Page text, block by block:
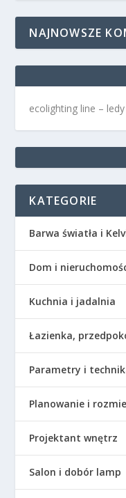
NAJNOWSZE
ecolighting line –
KATEGORIE
Barwa światła i
Dom i
Kuchnia i jadalnia
Łazienka,
Parametry i
Planowanie i
Projektant wnętrz
Salon i dobór lamp